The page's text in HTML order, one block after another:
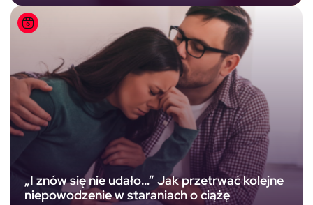
„I znów się nie udało…” Jak przetrwać kolejne
niepowodzenie w staraniach o ciążę